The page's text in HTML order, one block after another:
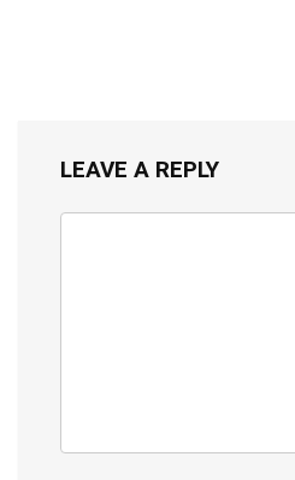
LEAVE A REPLY